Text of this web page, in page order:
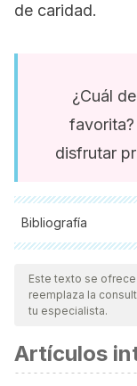
de caridad.
¿Cuál
disfrutar
Bibliografía
Todas las fuentes
nuestro equipo,
vigencia y validez.
científica.
Olarte, María
Este texto se
reemplaza la
tu especialista.
Artículos